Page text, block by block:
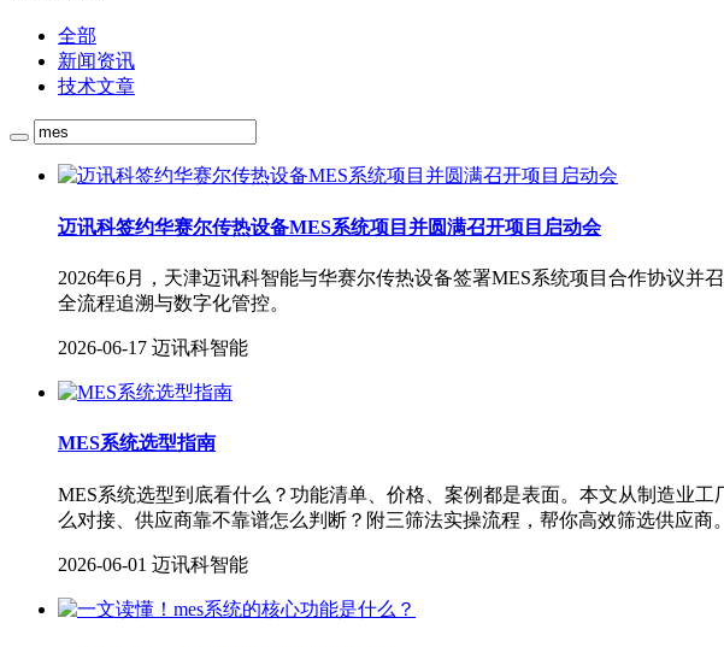
全部
新闻资讯
技术文章
迈讯科签约华赛尔传热设备MES系统项目并圆满召开项目启动会
2026年6月，天津迈讯科智能与华赛尔传热设备签署MES系统项目合作协议
全流程追溯与数字化管控。
2026-06-17 迈讯科智能
MES系统选型指南
MES系统选型到底看什么？功能清单、价格、案例都是表面。本文从制造业
么对接、供应商靠不靠谱怎么判断？附三筛法实操流程，帮你高效筛选供应商
2026-06-01 迈讯科智能